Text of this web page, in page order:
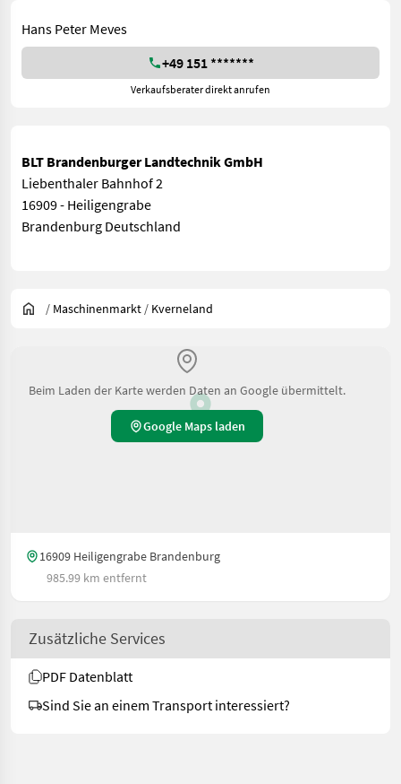
Hans Peter Meves
+49 151 *******
Verkaufsberater direkt anrufen
BLT Brandenburger Landtechnik GmbH
Liebenthaler Bahnhof 2
16909 - Heiligengrabe
Brandenburg Deutschland
/ Maschinenmarkt / Kverneland
Beim Laden der Karte werden Daten an Google übermittelt.
Google Maps laden
16909 Heiligengrabe Brandenburg
985.99 km entfernt
Zusätzliche Services
PDF Datenblatt
Sind Sie an einem Transport interessiert?